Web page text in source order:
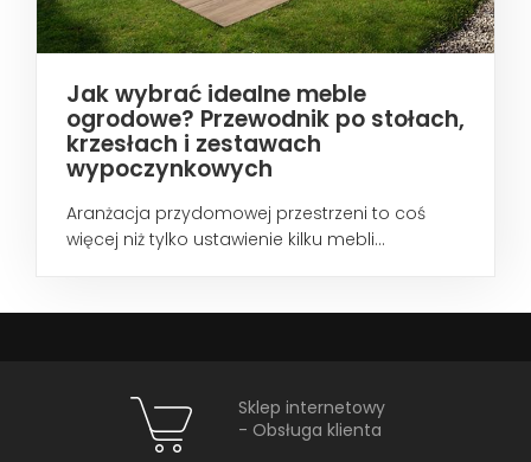
Jak wybrać idealne meble
ogrodowe? Przewodnik po stołach,
krzesłach i zestawach
wypoczynkowych
Aranżacja przydomowej przestrzeni to coś
więcej niż tylko ustawienie kilku mebli...
Sklep internetowy
- Obsługa klienta